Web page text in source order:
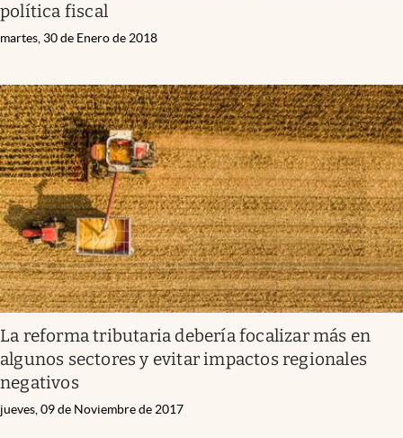
política fiscal
martes, 30 de Enero de 2018
La reforma tributaria debería focalizar más en
algunos sectores y evitar impactos regionales
negativos
jueves, 09 de Noviembre de 2017